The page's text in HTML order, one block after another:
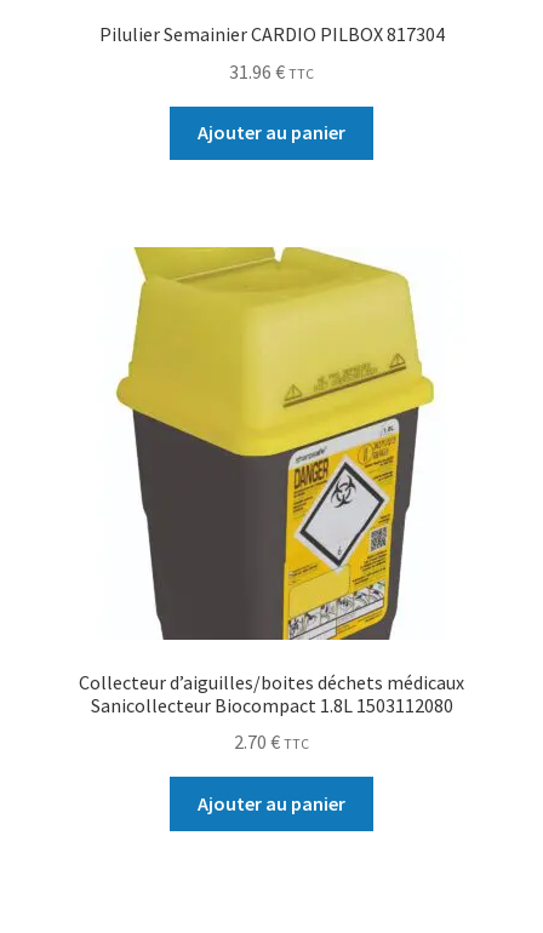
Pilulier Semainier CARDIO PILBOX 817304
31.96 € TTC
Ajouter au panier
Collecteur d’aiguilles/boites déchets médicaux
Sanicollecteur Biocompact 1.8L 1503112080
2.70 € TTC
Ajouter au panier